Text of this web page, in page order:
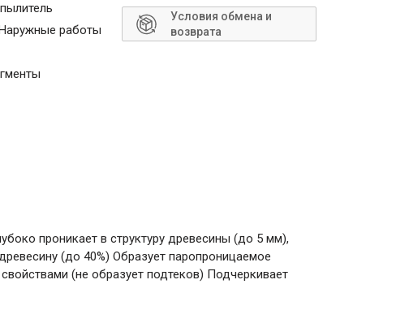
работы
Условия обмена и
возврата
проникает в структуру древесины (до 5 мм),
(до 40%) Образует паропроницаемое
(не образует подтеков) Подчеркивает